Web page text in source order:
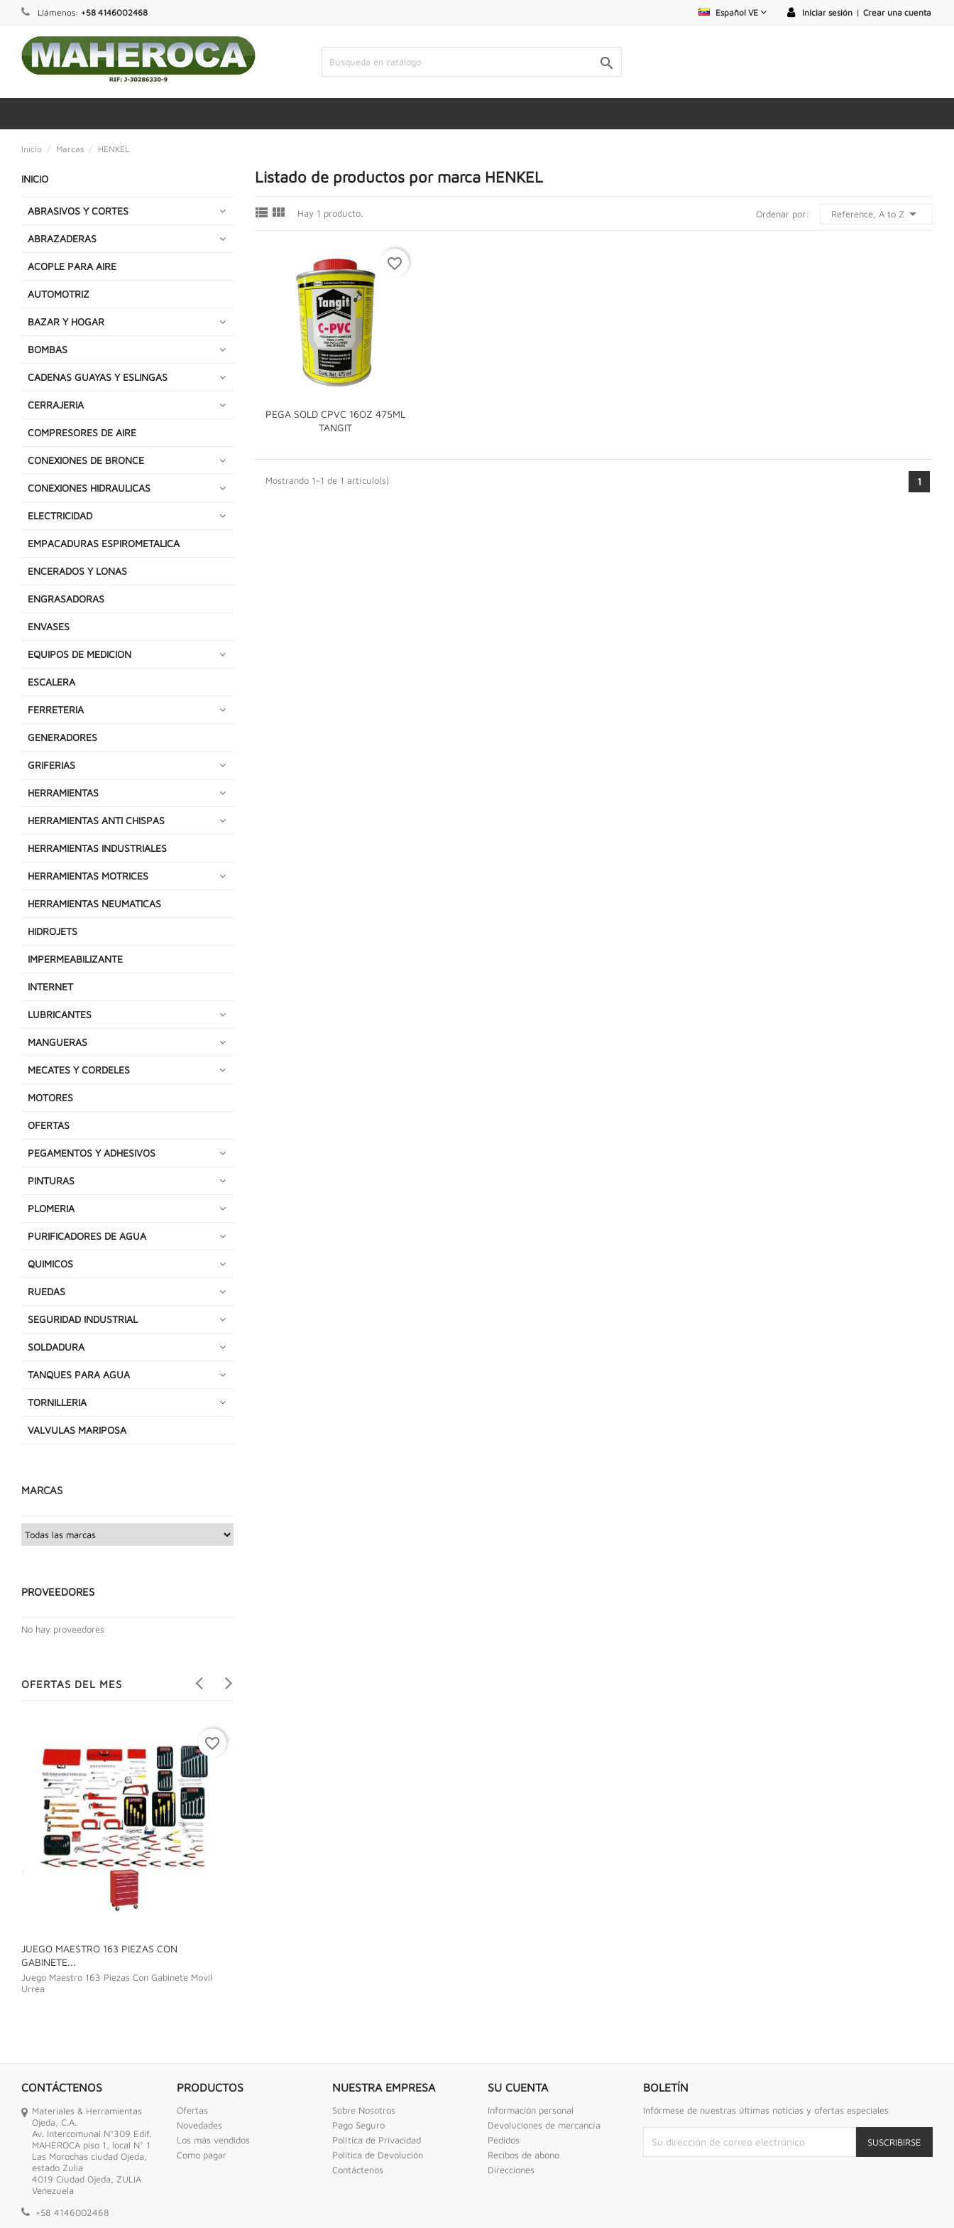
Llámenos: +58 4146002468 Iniciar sesión | Crear una cuenta
Español VE

Inicio Marcas HENKEL
INICIO
ABRASIVOS Y CORTES
ABRAZADERAS
ACOPLE PARA AIRE
AUTOMOTRIZ
BAZAR Y HOGAR
BOMBAS
CADENAS GUAYAS Y ESLINGAS
CERRAJERIA
COMPRESORES DE AIRE
CONEXIONES DE BRONCE
CONEXIONES HIDRAULICAS
ELECTRICIDAD
EMPACADURAS ESPIROMETALICA
ENCERADOS Y LONAS
ENGRASADORAS
ENVASES
EQUIPOS DE MEDICION
ESCALERA
FERRETERIA
GENERADORES
GRIFERIAS
HERRAMIENTAS
HERRAMIENTAS ANTI CHISPAS
HERRAMIENTAS INDUSTRIALES
HERRAMIENTAS MOTRICES
HERRAMIENTAS NEUMATICAS
HIDROJETS
IMPERMEABILIZANTE
INTERNET
LUBRICANTES
MANGUERAS
MECATES Y CORDELES
MOTORES
OFERTAS
PEGAMENTOS Y ADHESIVOS
PINTURAS
PLOMERIA
PURIFICADORES DE AGUA
QUIMICOS
RUEDAS
SEGURIDAD INDUSTRIAL
SOLDADURA
TANQUES PARA AGUA
TORNILLERIA
VALVULAS MARIPOSA
MARCAS
PROVEEDORES
No hay proveedores
OFERTAS DEL MES
JUEGO MAESTRO 163 PIEZAS CON
GABINETE...
Juego Maestro 163 Piezas Con Gabinete Movil
Urrea
favorite_border
Listado de productos por marca HENKEL
  Hay 1 producto. Ordenar por: Reference, A to Z 
PEGA SOLD CPVC 16OZ 475ML
TANGIT

favorite_border
Mostrando 1-1 de 1 artículo(s) 1
CONTÁCTENOS
Materiales & Herramientas
Ojeda, C.A.
Av. Intercomunal N°309 Edif.
MAHEROCA piso 1, local N° 1
Las Morochas ciudad Ojeda,
estado Zulia
4019 Ciudad Ojeda, ZULIA
Venezuela
+58 4146002468
PRODUCTOS
Ofertas
Novedades
Los más vendidos
Como pagar
NUESTRA EMPRESA
Sobre Nosotros
Pago Seguro
Política de Privacidad
Politica de Devolución
Contáctenos
SU CUENTA
Información personal
Devoluciones de mercancía
Pedidos
Recibos de abono
Direcciones
BOLETÍN
Infórmese de nuestras últimas noticias y ofertas especiales